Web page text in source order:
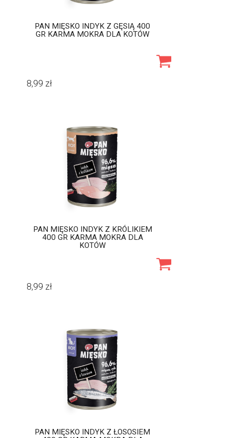
PAN MIĘSKO INDYK Z GĘSIĄ 400
GR KARMA MOKRA DLA KOTÓW
8,99 zł
PAN MIĘSKO INDYK Z KRÓLIKIEM
400 GR KARMA MOKRA DLA
KOTÓW
8,99 zł
PAN MIĘSKO INDYK Z ŁOSOSIEM